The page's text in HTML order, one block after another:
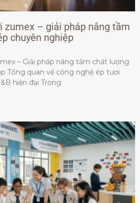
zumex – giải pháp nâng tầm
chuyên nghiệp
– Giải pháp nâng tầm chất lượng
Tổng quan về công nghệ ép tươi
hiện đại Trong